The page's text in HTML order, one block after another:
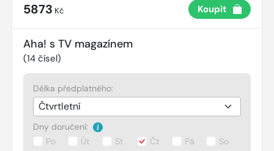
5873 Kč Koupit
Aha! s TV magazínem
(14 čísel)
Délka předplatného:
Dny doručení:
Po
Út St Čt Pá So